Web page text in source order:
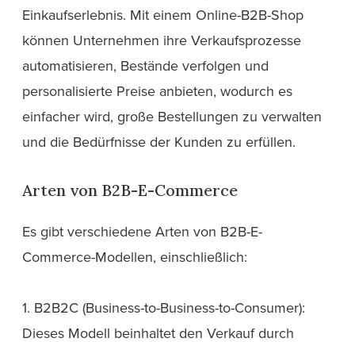
Einkaufserlebnis. Mit einem Online-B2B-Shop
können Unternehmen ihre Verkaufsprozesse
automatisieren, Bestände verfolgen und
personalisierte Preise anbieten, wodurch es
einfacher wird, große Bestellungen zu verwalten
und die Bedürfnisse der Kunden zu erfüllen.
Arten von B2B-E-Commerce
Es gibt verschiedene Arten von B2B-E-
Commerce-Modellen, einschließlich:
1. B2B2C (Business-to-Business-to-Consumer):
Dieses Modell beinhaltet den Verkauf durch